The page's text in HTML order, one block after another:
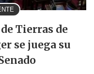
Tierras de
se juega su